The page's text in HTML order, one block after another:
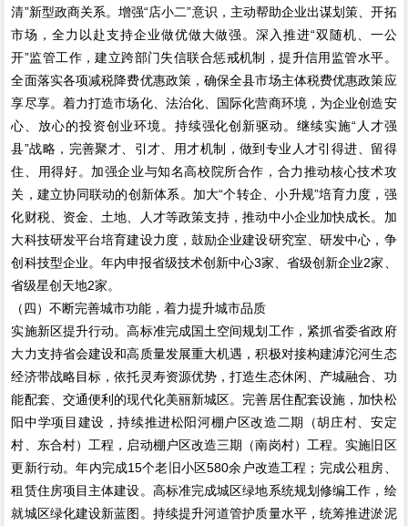
清”新型政商关系。增强“店小二”意识，主动帮助企业出谋划策、开拓
市场，全力以赴支持企业做优做大做强。深入推进“双随机、一公
开”监管工作，建立跨部门失信联合惩戒机制，提升信用监管水平。
全面落实各项减税降费优惠政策，确保全县市场主体税费优惠政策应
享尽享。着力打造市场化、法治化、国际化营商环境，为企业创造安
心、放心的投资创业环境。持续强化创新驱动。继续实施“人才强
县”战略，完善聚才、引才、用才机制，做到专业人才引得进、留得
住、用得好。加强企业与知名高校院所合作，合力推动核心技术攻
关，建立协同联动的创新体系。加大“个转企、小升规”培育力度，强
化财税、资金、土地、人才等政策支持，推动中小企业加快成长。加
大科技研发平台培育建设力度，鼓励企业建设研究室、研发中心，争
创科技型企业。年内申报省级技术创新中心3家、省级创新企业2家、
省级星创天地2家。
（四）不断完善城市功能，着力提升城市品质
实施新区提升行动。高标准完成国土空间规划工作，紧抓省委省政府
大力支持省会建设和高质量发展重大机遇，积极对接构建滹沱河生态
经济带战略目标，依托灵寿资源优势，打造生态休闲、产城融合、功
能配套、交通便利的现代化美丽新城区。完善居住配套设施，加快松
阳中学项目建设，持续推进松阳河棚户区改造二期（胡庄村、安定
村、东合村）工程，启动棚户区改造三期（南岗村）工程。实施旧区
更新行动。年内完成15个老旧小区580余户改造工程；完成公租房、
租赁住房项目主体建设。高标准完成城区绿地系统规划修编工作，绘
就城区绿化建设新蓝图。持续提升河道管护质量水平，统筹推进淤泥